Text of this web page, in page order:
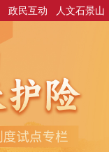
人文石景山
政民互动